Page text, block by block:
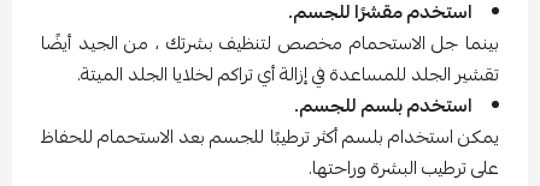
استخدم مقشرًا للجسم.
بينما جل الاستحمام مخصص لتنظيف بشرتك ، من الجيد أيضًا
تقشير الجلد للمساعدة في إزالة أي تراكم لخلايا الجلد الميتة.
استخدم بلسم للجسم.
يمكن استخدام بلسم أكثر ترطيبًا للجسم بعد الاستحمام للحفاظ
على ترطيب البشرة وراحتها.